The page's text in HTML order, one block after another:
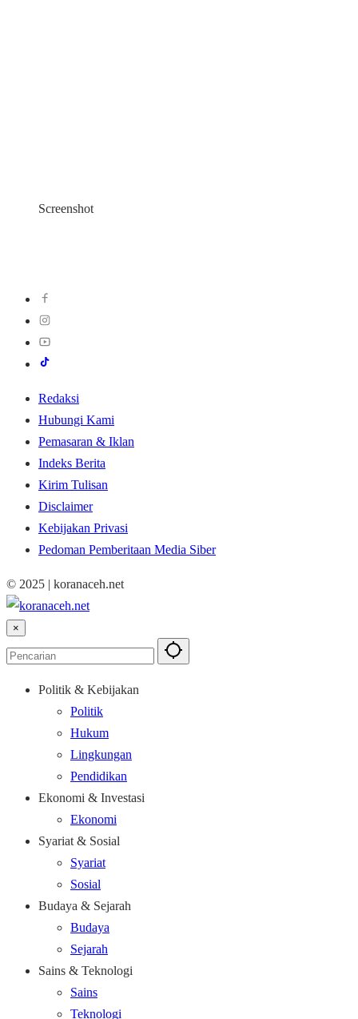
Screenshot
Redaksi
Hubungi Kami
Pemasaran & Iklan
Indeks Berita
Kirim Tulisan
Disclaimer
Kebijakan Privasi
Pedoman Pemberitaan Media Siber
© 2025 | koranaceh.net
×
Politik & Kebijakan
Politik
Hukum
Lingkungan
Pendidikan
Ekonomi & Investasi
Ekonomi
Syariat & Sosial
Syariat
Sosial
Budaya & Sejarah
Budaya
Sejarah
Sains & Teknologi
Sains
Teknologi